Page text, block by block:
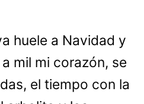
huele a Navidad y
mil mi corazón, se
el tiempo con la